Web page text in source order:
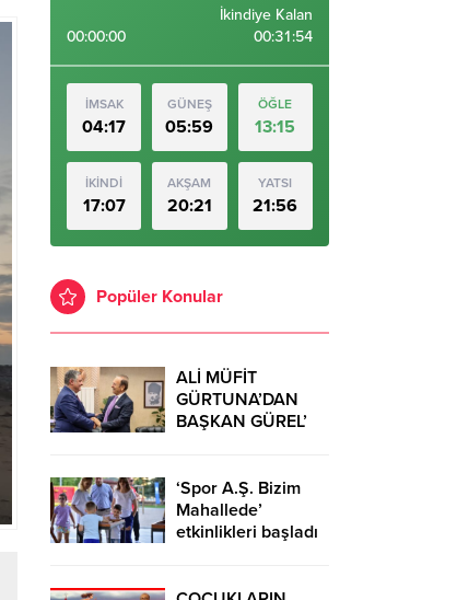
00:00:00
İkindiye Kalan
00:31:53
İMSAK
04:17
GÜNEŞ
05:59
ÖĞLE
13:15
İKİNDİ
17:07
AKŞAM
20:21
YATSI
21:56
Popüler Konular
ALİ MÜFİT
GÜRTUNA’DAN
BAŞKAN GÜREL’
‘Spor A.Ş. Bizim
Mahallede’
etkinlikleri başladı